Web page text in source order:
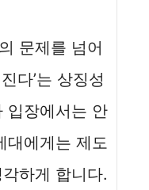
문제를 넘어
다’는 상징성
입장에서는 안
대에게는 제도
하게 합니다.